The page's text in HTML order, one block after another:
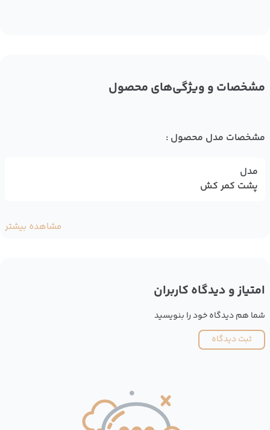
مشخصات و ویژگی‌های محصول
مشخصات مدل محصول :
مدل
پشت کمر کش
مشاهده بیشتر
امتیاز و دیدگاه کاربران
شما هم دیدگاه خود را بنویسید
ثبت دیدگاه